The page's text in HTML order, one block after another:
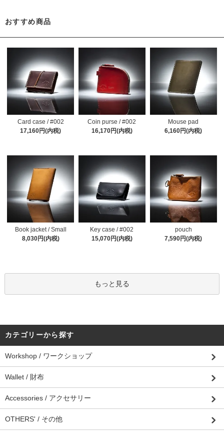
おすすめ商品
Card case / #002
17,160円(内税)
Coin purse / #002
16,170円(内税)
Mouse pad
6,160円(内税)
Book jacket / Small
8,030円(内税)
Key case / #002
15,070円(内税)
pouch
7,590円(内税)
もっと見る
カテゴリーから探す
Workshop / ワークショップ
Wallet / 財布
Accessories / アクセサリー
OTHERS' / その他